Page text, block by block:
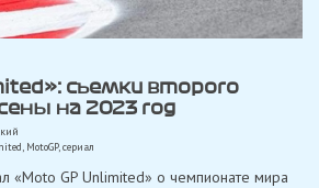
съемки второго
на 2023 год
, MotoGP,сериал
«Moto GP Unlimited» о чемпионате мира